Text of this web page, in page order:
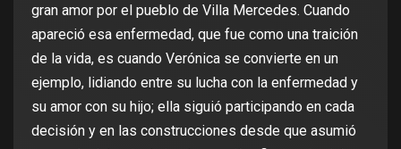
gran amor por el pueblo de Villa Mercedes. Cuando
apareció esa enfermedad, que fue como una traición
de la vida, es cuando Verónica se convierte en un
ejemplo, lidiando entre su lucha con la enfermedad y
su amor con su hijo; ella siguió participando en cada
decisión y en las construcciones desde que asumió